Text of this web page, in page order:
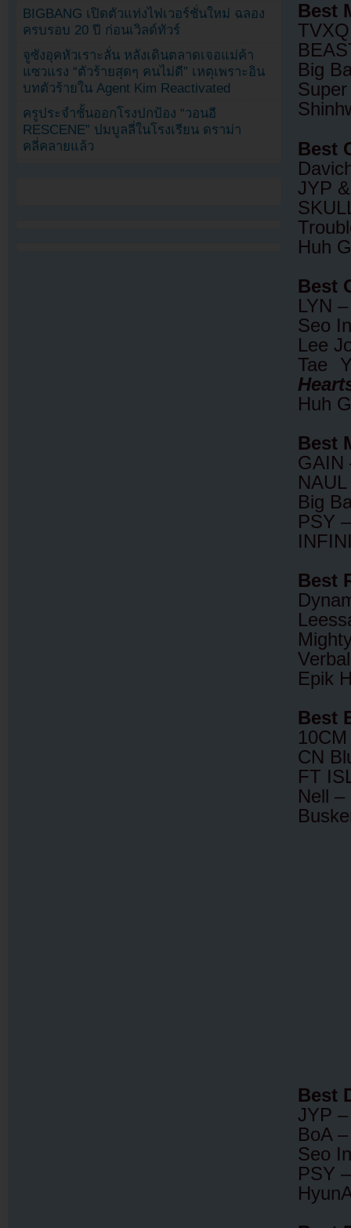
Best
TVXQ
Big
Best
JYP
Huh
Best
LYN
Seo
Lee
Tae
Huh
Best
Big
PSY
Best
Epik
Best
CN
FT
Nell –
Best
JYP
BoA
Seo
PSY
BIGBANG เปิดตัวแท่งไฟเวอร์ชั่นใหม่ ฉลอง
ครบรอบ 20 ปี ก่อนเวิลด์ทัวร์
จูซังอุคหัวเราะลั่น หลังเดินตลาดเจอแม่ค้า
แซวแรง “ตัวร้ายสุดๆ คนไม่ดี” เหตุเพราะอิน
บทตัวร้ายใน Agent Kim Reactivated
ครูประจำชั้นออกโรงปกป้อง “วอนอี
RESCENE” ปมบูลลี่ในโรงเรียน ดราม่า
คลี่คลายแล้ว